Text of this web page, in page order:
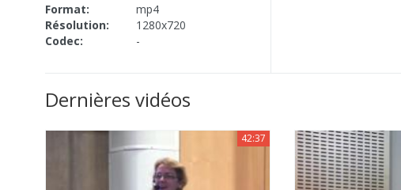
Format:
mp4
Résolution:
1280x720
Codec:
-
Dernières vidéos
42:37